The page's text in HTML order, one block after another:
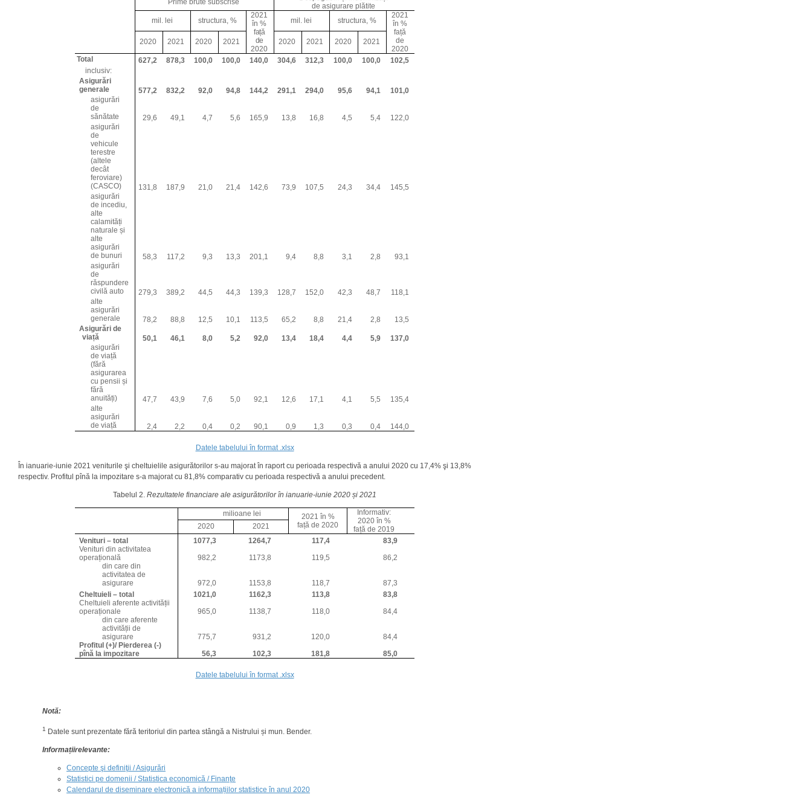
de asigurare plătite
mil. lei
structura, %
2021
în %
față
de
2020
mil. lei structura, %
2021
în %
față
de
2020
2020 2021 2020 2021 2020 2021 2020 2021
Total 627,2 878,3 100,0 100,0 140,0 304,6 312,3 100,0 100,0
102,5
inclusiv:
Asigurări
generale
577,2 832,2 92,0 94,8 144,2 291,1 294,0 95,6 94,1
101,0
asigurări
de
sănătate
29,6 49,1 4,7 5,6 165,9 13,8 16,8 4,5 5,4
122,0
asigurări
de
vehicule
terestre
(altele
decât
feroviare)
(CASCO)
131,8 187,9 21,0 21,4 142,6 73,9 107,5 24,3 34,4
145,5
asigurări
de incediu,
alte
calamități
naturale și
alte
asigurări
de bunuri
58,3 117,2 9,3 13,3 201,1 9,4 8,8 3,1 2,8
93,1
asigurări
de
răspundere
civilă auto
279,3 389,2 44,5 44,3 139,3 128,7 152,0 42,3 48,7
118,1
alte
asigurări
generale
78,2 88,8 12,5 10,1 113,5 65,2 8,8 21,4 2,8
13,5
Asigurări de
viață
50,1 46,1 8,0 5,2 92,0 13,4 18,4 4,4 5,9
137,0
asigurări
de viață
(fără
asigurarea
cu pensii și
fără
anuități)
47,7 43,9 7,6 5,0 92,1 12,6 17,1 4,1 5,5
135,4
alte
asigurări
de viață
2,4 2,2 0,4 0,2 90,1 0,9 1,3 0,3 0,4 144,0
Datele tabelului în format .xlsx
În ianuarie-iunie 2021 veniturile şi cheltuielile asigurătorilor s-au majorat în raport cu perioada respectivă a anului 2020 cu 17,4% şi 13,8%
respectiv. Profitul pînă la impozitare s-a majorat cu 81,8% comparativ cu perioada respectivă a anului precedent.
Tabelul 2. Rezultatele financiare ale asigurătorilor în ianuarie-iunie 2020 și 2021
milioane lei
2021 în %
față de 2020
Informativ:
2020 în %
față de 2019
2020
2021
Venituri – total
1077,3 1264,7 117,4
83,9
Venituri din activitatea
operațională
982,2 1173,8 119,5
86,2
din care din
activitatea de
asigurare
972,0 1153,8 118,7
87,3
Cheltuieli – total
1021,0 1162,3 113,8
83,8
Cheltuieli aferente activității
operaționale
965,0 1138,7 118,0
84,4
din care aferente
activității de
asigurare
775,7 931,2 120,0
84,4
Profitul (+)/ Pierderea (-)
pînă la impozitare
56,3 102,3 181,8 85,0
Datele tabelului în format .xlsx
Notă:
1 Datele sunt prezentate fără teritoriul din partea stângă a Nistrului și mun. Bender.
Informațiirelevante:
Concepte şi definiţii / Asigurări
Statistici pe domenii / Statistica economică / Finanţe
Calendarul de diseminare electronică a informațiilor statistice în anul 2020